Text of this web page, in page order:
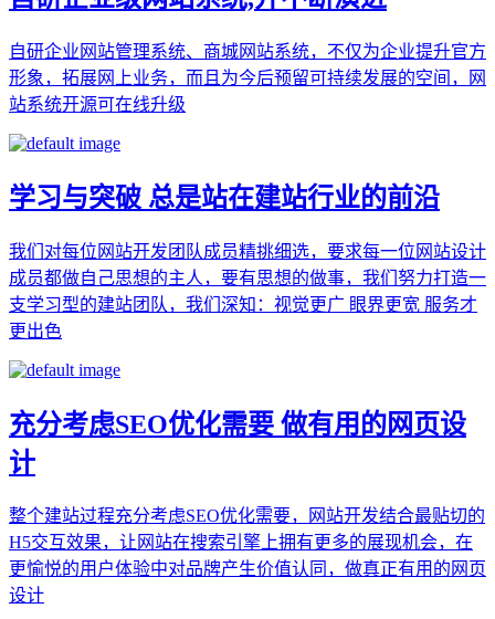
自研企业网站管理系统、商城网站系统，不仅为企业提升官方
形象，拓展网上业务，而且为今后预留可持续发展的空间，网
站系统开源可在线升级
学习与突破 总是站在建站行业的前沿
我们对每位网站开发团队成员精挑细选，要求每一位网站设计
成员都做自己思想的主人，要有思想的做事，我们努力打造一
支学习型的建站团队，我们深知：视觉更广 眼界更宽 服务才
更出色
充分考虑SEO优化需要 做有用的网页设
计
整个建站过程充分考虑SEO优化需要，网站开发结合最贴切的
H5交互效果，让网站在搜索引擎上拥有更多的展现机会，在
更愉悦的用户体验中对品牌产生价值认同，做真正有用的网页
设计